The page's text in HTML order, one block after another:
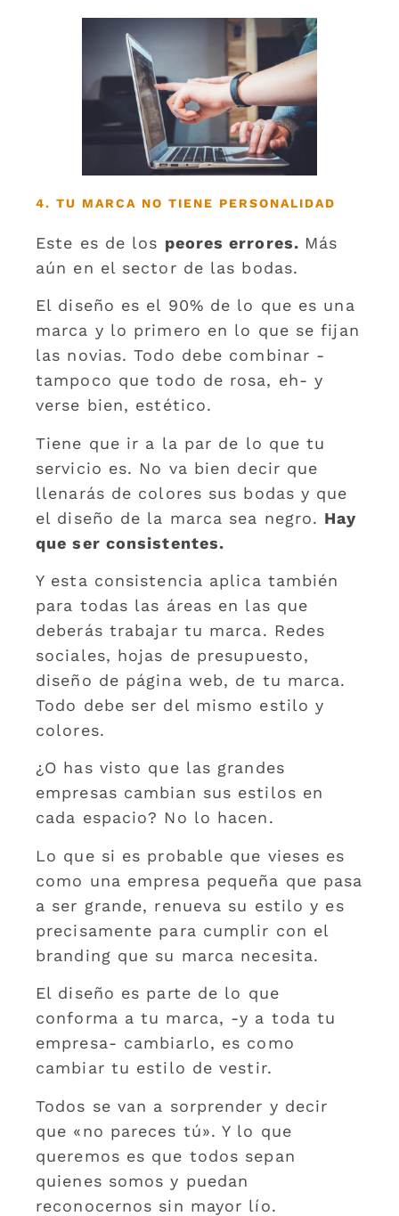
4. TU MARCA NO TIENE PERSONALIDAD
Este es de los peores errores. Más
aún en el sector de las bodas.
El diseño es el 90% de lo que es una
marca y lo primero en lo que se fijan
las novias. Todo debe combinar -
tampoco que todo de rosa, eh- y
verse bien, estético.
Tiene que ir a la par de lo que tu
servicio es. No va bien decir que
llenarás de colores sus bodas y que
el diseño de la marca sea negro. Hay
que ser consistentes.
Y esta consistencia aplica también
para todas las áreas en las que
deberás trabajar tu marca. Redes
sociales, hojas de presupuesto,
diseño de página web, de tu marca.
Todo debe ser del mismo estilo y
colores.
¿O has visto que las grandes
empresas cambian sus estilos en
cada espacio? No lo hacen.
Lo que si es probable que vieses es
como una empresa pequeña que pasa
a ser grande, renueva su estilo y es
precisamente para cumplir con el
branding que su marca necesita.
El diseño es parte de lo que
conforma a tu marca, -y a toda tu
empresa- cambiarlo, es como
cambiar tu estilo de vestir.
Todos se van a sorprender y decir
que «no pareces tú». Y lo que
queremos es que todos sepan
quienes somos y puedan
reconocernos sin mayor lío.